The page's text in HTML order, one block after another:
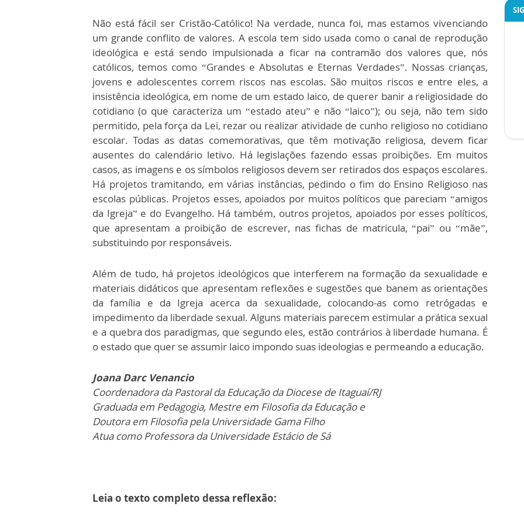
Não está fácil ser Cristão-Católico! Na verdade, nunca foi, mas estamos vivenciando
um grande conflito de valores. A escola tem sido usada como o canal de reprodução
ideológica e está sendo impulsionada a ficar na contramão dos valores que, nós
católicos, temos como “Grandes e Absolutas e Eternas Verdades”. Nossas crianças,
jovens e adolescentes correm riscos nas escolas. São muitos riscos e entre eles, a
insistência ideológica, em nome de um estado laico, de querer banir a religiosidade do
cotidiano (o que caracteriza um “estado ateu” e não “laico”); ou seja, não tem sido
permitido, pela força da Lei, rezar ou realizar atividade de cunho religioso no cotidiano
escolar. Todas as datas comemorativas, que têm motivação religiosa, devem ficar
ausentes do calendário letivo. Há legislações fazendo essas proibições. Em muitos
casos, as imagens e os símbolos religiosos devem ser retirados dos espaços escolares.
Há projetos tramitando, em várias instâncias, pedindo o fim do Ensino Religioso nas
escolas públicas. Projetos esses, apoiados por muitos políticos que pareciam “amigos
da Igreja” e do Evangelho. Há também, outros projetos, apoiados por esses políticos,
que apresentam a proibição de escrever, nas fichas de matricula, “pai” ou “mãe”,
substituindo por responsáveis.
Além de tudo, há projetos ideológicos que interferem na formação da sexualidade e
materiais didáticos que apresentam reflexões e sugestões que banem as orientações
da família e da Igreja acerca da sexualidade, colocando-as como retrógadas e
impedimento da liberdade sexual. Alguns materiais parecem estimular a prática sexual
e a quebra dos paradigmas, que segundo eles, estão contrários à liberdade humana. É
o estado que quer se assumir laico impondo suas ideologias e permeando a educação.
Joana Darc Venancio
Coordenadora da Pastoral da Educação da Diocese de Itaguaí/RJ
Graduada em Pedagogia, Mestre em Filosofia da Educação e
Doutora em Filosofia pela Universidade Gama Filho
Atua como Professora da Universidade Estácio de Sá
Leia o texto completo dessa reflexão: